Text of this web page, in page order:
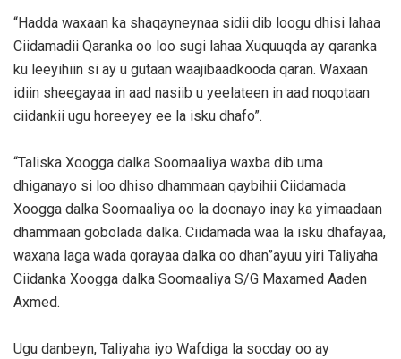
“Hadda waxaan ka shaqayneynaa sidii dib loogu dhisi lahaa
Ciidamadii Qaranka oo loo sugi lahaa Xuquuqda ay qaranka
ku leeyihiin si ay u gutaan waajibaadkooda qaran. Waxaan
idiin sheegayaa in aad nasiib u yeelateen in aad noqotaan
ciidankii ugu horeeyey ee la isku dhafo”.
“Taliska Xoogga dalka Soomaaliya waxba dib uma
dhiganayo si loo dhiso dhammaan qaybihii Ciidamada
Xoogga dalka Soomaaliya oo la doonayo inay ka yimaadaan
dhammaan gobolada dalka. Ciidamada waa la isku dhafayaa,
waxana laga wada qorayaa dalka oo dhan”ayuu yiri Taliyaha
Ciidanka Xoogga dalka Soomaaliya S/G Maxamed Aaden
Axmed.
Ugu danbeyn, Taliyaha iyo Wafdiga la socday oo ay